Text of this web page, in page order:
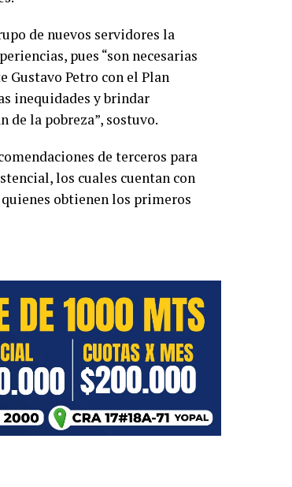
de nuevos servidores la
pues “son necesarias
Gustavo Petro con el Plan
inequidades y brindar
de la pobreza”, sostuvo.
de terceros para
los cuales cuentan con
obtienen los primeros